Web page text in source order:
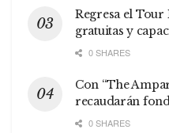
Regresa el
gratuitas y
0 SHARES
Con “The
recaudarán
0 SHARES